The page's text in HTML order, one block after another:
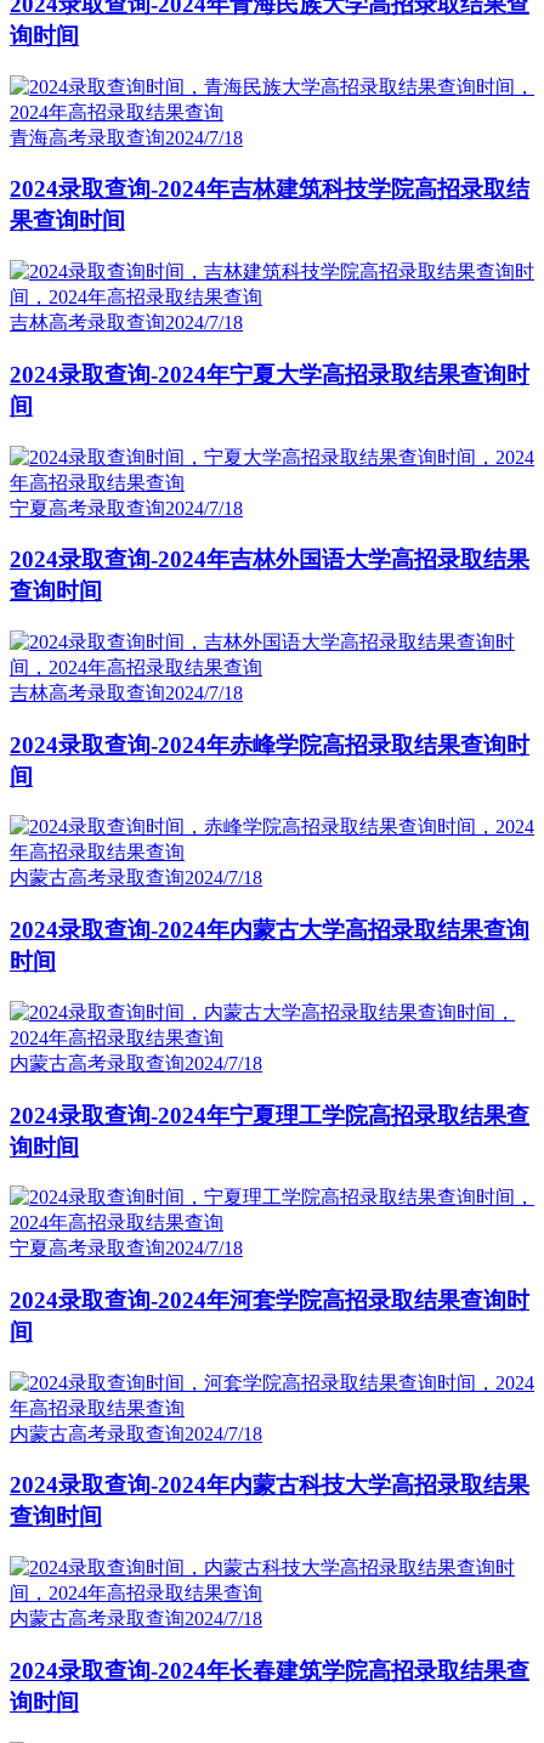
询时间
青海高考录取查询2024/7/18
2024录取查询-2024年吉林建筑科技学院高招录取结
果查询时间
吉林高考录取查询2024/7/18
2024录取查询-2024年宁夏大学高招录取结果查询时
间
宁夏高考录取查询2024/7/18
2024录取查询-2024年吉林外国语大学高招录取结果
查询时间
吉林高考录取查询2024/7/18
2024录取查询-2024年赤峰学院高招录取结果查询时
间
内蒙古高考录取查询2024/7/18
2024录取查询-2024年内蒙古大学高招录取结果查询
时间
内蒙古高考录取查询2024/7/18
2024录取查询-2024年宁夏理工学院高招录取结果查
询时间
宁夏高考录取查询2024/7/18
2024录取查询-2024年河套学院高招录取结果查询时
间
内蒙古高考录取查询2024/7/18
2024录取查询-2024年内蒙古科技大学高招录取结果
查询时间
内蒙古高考录取查询2024/7/18
2024录取查询-2024年长春建筑学院高招录取结果查
询时间